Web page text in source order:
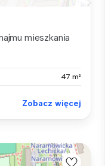
mieszkania
47 m²
Zobacz więcej